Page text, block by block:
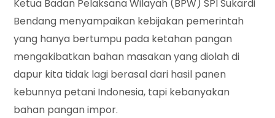
Ketua Badan Pelaksana Wilayah (BPW) SPI Sukardi
Bendang menyampaikan kebijakan pemerintah
yang hanya bertumpu pada ketahan pangan
mengakibatkan bahan masakan yang diolah di
dapur kita tidak lagi berasal dari hasil panen
kebunnya petani Indonesia, tapi kebanyakan
bahan pangan impor.